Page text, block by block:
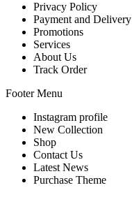
Privacy Policy
Payment and Delivery
Promotions
Services
About Us
Track Order
Footer Menu
Instagram profile
New Collection
Shop
Contact Us
Latest News
Purchase Theme